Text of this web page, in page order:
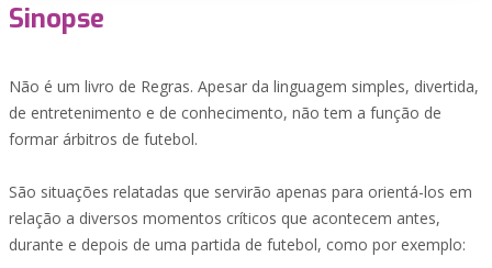
Sinopse
Não é um livro de Regras. Apesar da linguagem simples, divertida,
de entretenimento e de conhecimento, não tem a função de
formar árbitros de futebol.
São situações relatadas que servirão apenas para orientá-los em
relação a diversos momentos críticos que acontecem antes,
durante e depois de uma partida de futebol, como por exemplo: